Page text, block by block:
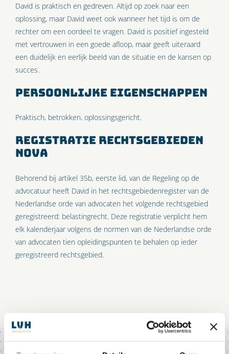
David is praktisch en gedreven. Altijd op zoek naar een
oplossing, maar David weet ook wanneer het tijd is om de
rechter om een oordeel te vragen. David is positief ingesteld
met vertrouwen in een goede afloop, maar geeft uiteraard
een duidelijk en eerlijk beeld van de situatie en de kansen op
succes.
Persoonlijke eigenschappen
Praktisch, betrokken, oplossingsgericht.
Registratie rechtsgebieden
NOvA
Behorend bij artikel 35b, eerste lid, van de Regeling op de
advocatuur heeft David in het rechtsgebiedenregister van de
Nederlandse orde van advocaten het volgende rechtsgebied
geregistreerd: belastingrecht. Deze registratie verplicht hem
elk kalenderjaar volgens de normen van de Nederlandse orde
van advocaten tien opleidingspunten te behalen op ieder
geregistreerd rechtsgebied.